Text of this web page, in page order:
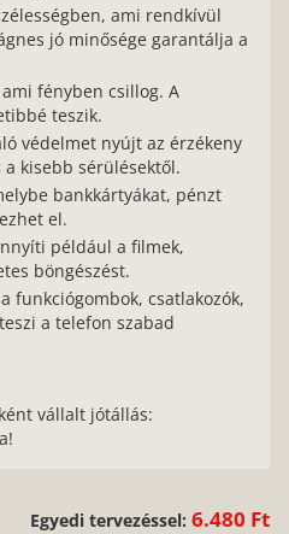
ami rendkívül
jó minősége garantálja a
fényben csillog. A
teszik.
védelmet nyújt az érzékeny
kisebb sérülésektől.
bankkártyákat, pénzt
el.
például a filmek,
böngészést.
funkciógombok, csatlakozók,
a telefon szabad
vállalt jótállás:
Egyedi tervezéssel: 6.480 Ft